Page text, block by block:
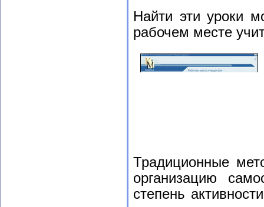
Найти эти уроки
рабочем месте
Традиционные
организацию
степень